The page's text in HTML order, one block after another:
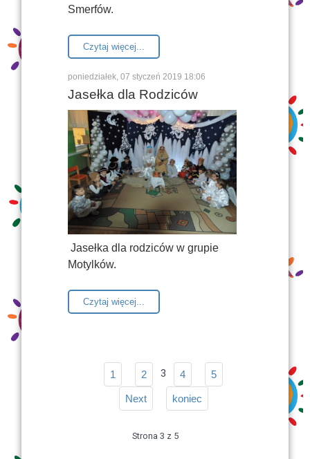
Smerfów.
Czytaj więcej...
poniedziałek, 07 styczeń 2019 18:06
Jasełka dla Rodziców
Jasełka dla rodziców w grupie
Motylków.
Czytaj więcej...
1 2 3 4 5
Next koniec
Strona 3 z 5